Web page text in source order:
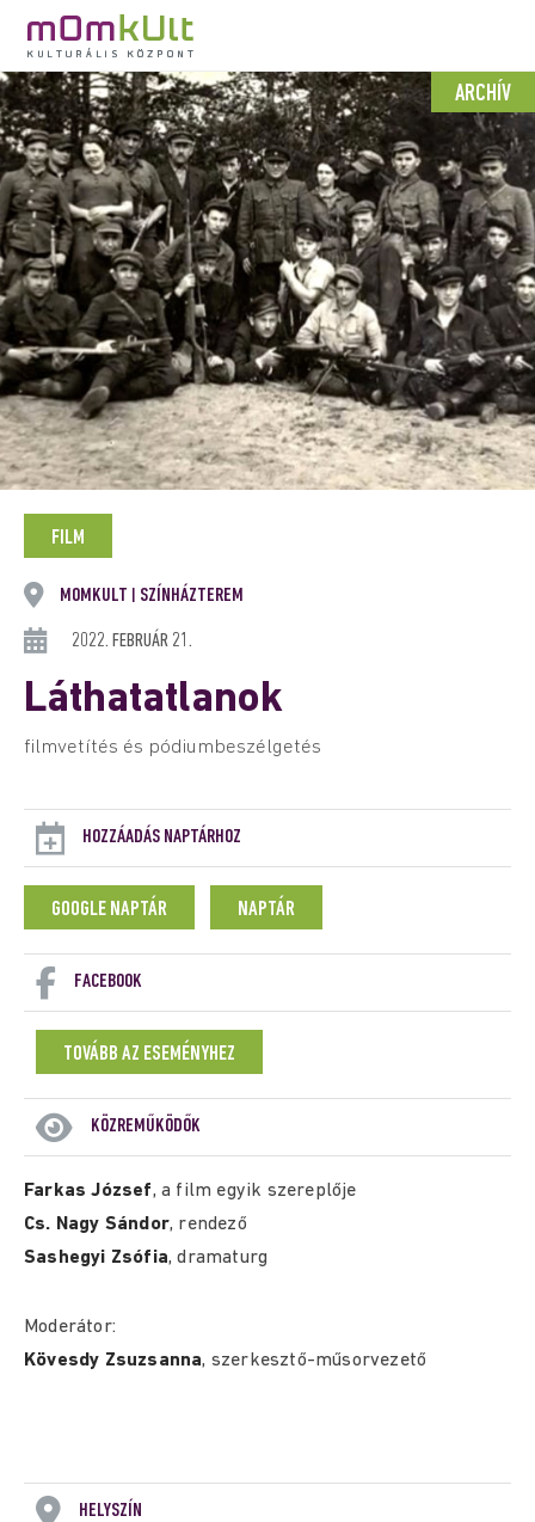
ARCHÍV
FILM
MOMKULT SZÍNHÁZTEREM
2022. FEBRUÁR 21.
Láthatatlanok
filmvetítés és pódiumbeszélgetés
HOZZÁADÁS NAPTÁRHOZ
GOOGLE NAPTÁR NAPTÁR
FACEBOOK
TOVÁBB AZ ESEMÉNYHEZ
KÖZREMŰKÖDŐK
Farkas József, a film egyik szereplője
Cs. Nagy Sándor, rendező
Sashegyi Zsófia, dramaturg
Moderátor:
Kövesdy Zsuzsanna, szerkesztő-műsorvezető
HELYSZÍN